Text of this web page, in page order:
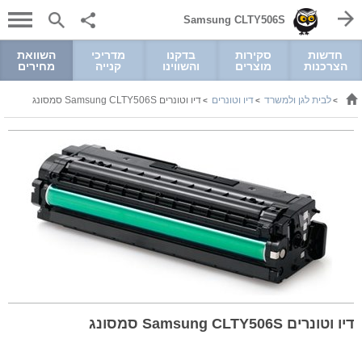
Samsung CLTY506S
חדשות
הצרכנות
סקירות
מוצרים
בדקנו
והשווינו
מדריכי
קנייה
השוואת
מחירים
>לבית לגן ולמשרד >דיו וטונרים >דיו וטונרים Samsung CLTY506S סמסונג
דיו וטונרים Samsung CLTY506S סמסונג